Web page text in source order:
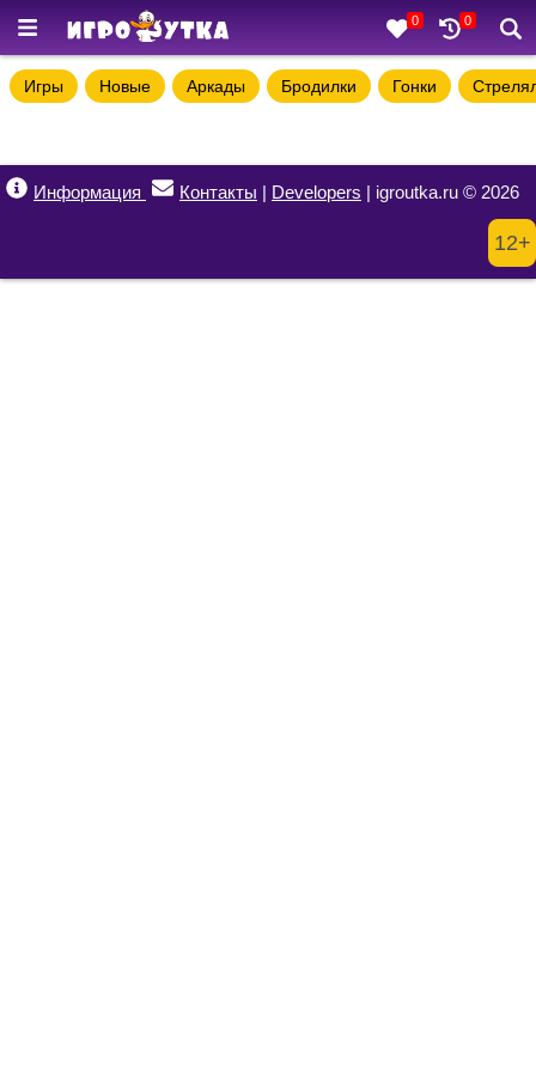
0 0
Игры Новые Аркады Бродилки Гонки
Информация Контакты | Developers | igroutka.ru © 2026
12+